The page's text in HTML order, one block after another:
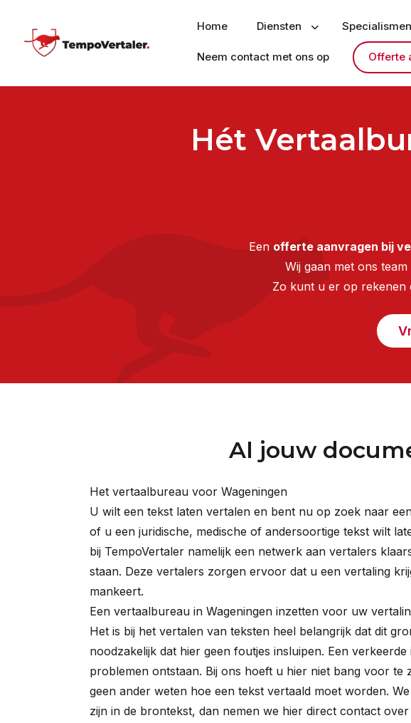
Home Diensten Specialismen
Neem contact met ons op Offerte
Hét
Een offerte aanvragen bij
Wij gaan met ons
Zo kunt u er op rekenen
Al jouw
Het vertaalbureau voor Wageningen
U wilt een tekst laten vertalen en bent nu op zoek naar
of u een juridische, medische of andersoortige tekst wilt
bij TempoVertaler namelijk een netwerk aan vertalers
staan. Deze vertalers zorgen ervoor dat u een vertaling
mankeert.
Een vertaalbureau in Wageningen inzetten voor uw
Het is bij het vertalen van teksten heel belangrijk dat dit
noodzakelijk dat hier geen foutjes insluipen. Een
problemen ontstaan. Bij ons hoeft u hier niet bang voor te
geen ander weten hoe een tekst vertaald moet worden.
zijn in de brontekst, dan nemen we hier direct contact